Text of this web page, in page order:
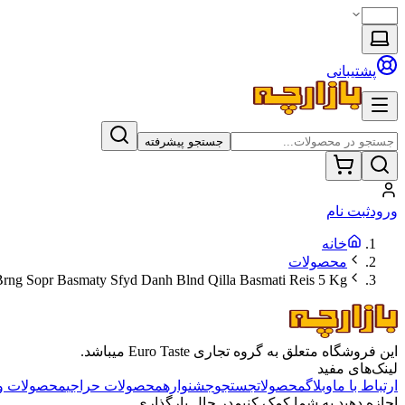
پشتیبانی
جستجو پیشرفته
ورودثبت نام
خانه
محصولات
Sopr Basmaty Sfyd Danh Blnd Qilla Basmati Reis 5 Kg
این فروشگاه متعلق به گروه تجاری Euro Taste میباشد.
لینک‌های مفید
ارتباط با ماوبلاگمحصولاتجستجوجشنوارهمحصولات حراجیمحصولات